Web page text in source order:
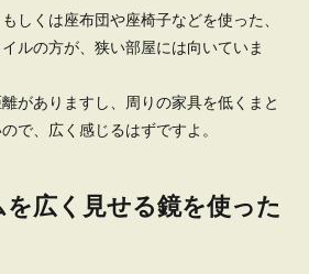
しくは座布団や座椅子などを使った、
ルの方が、狭い部屋には向いていま
がありますし、周りの家具を低くまと
で、広く感じるはずですよ。
広く見せる鏡を使った